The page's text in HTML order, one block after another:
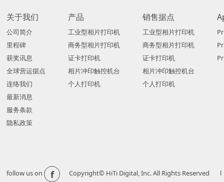
关于我们
公司简介
里程碑
获奖讯息
全球营运据点
连络我们
最新消息
服务条款
隐私政策
产品
工业型相片打印机
商务型相片打印机
证卡打印机
相片冲印触控机台
个人打印机
销售据点
工业型相片打印机
商务型相片打印机
证卡打印机
相片冲印触控机台
个人打印机
follow us on f Copyright© HiTi Digital, Inc. All Rights Reserved l